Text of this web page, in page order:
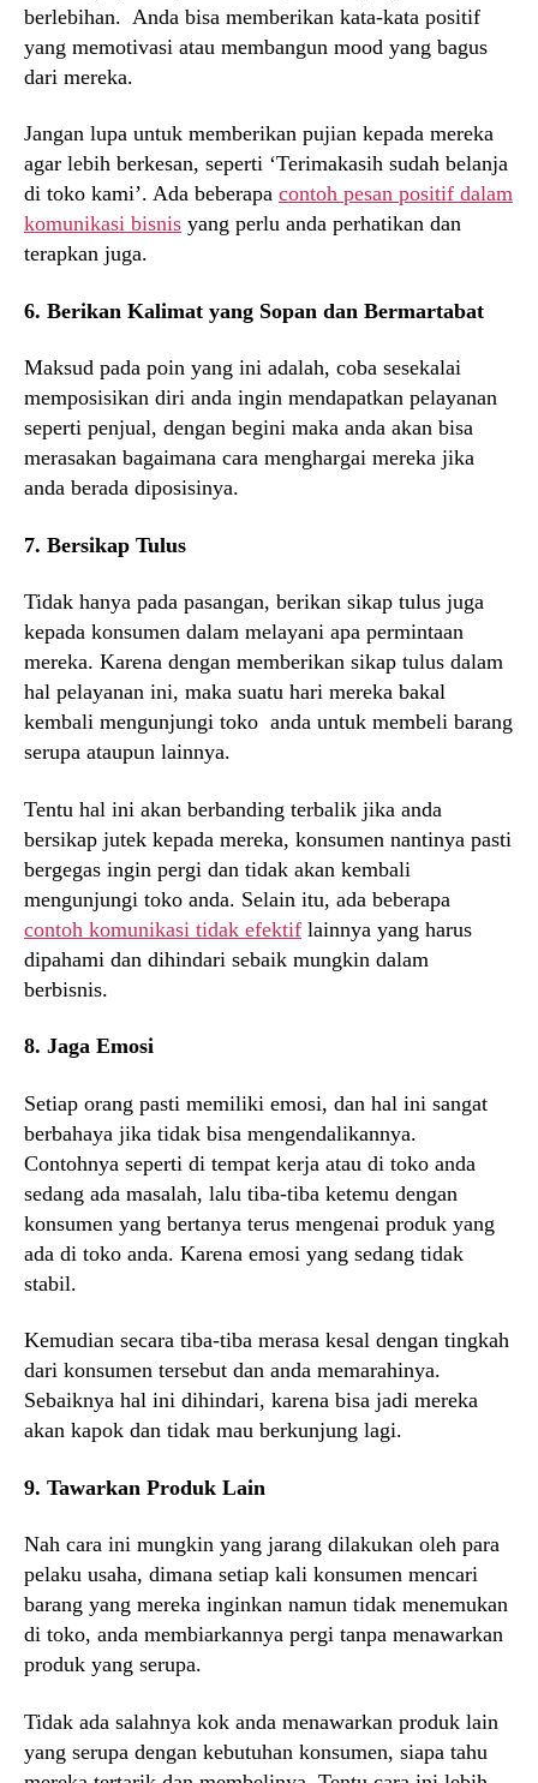
berlebihan. Anda bisa memberikan kata-kata positif
yang memotivasi atau membangun mood yang bagus
dari mereka.
Jangan lupa untuk memberikan pujian kepada mereka
agar lebih berkesan, seperti ‘Terimakasih sudah belanja
di toko kami’. Ada beberapa contoh pesan positif dalam
komunikasi bisnis yang perlu anda perhatikan dan
terapkan juga.
6. Berikan Kalimat yang Sopan dan Bermartabat
Maksud pada poin yang ini adalah, coba sesekalai
memposisikan diri anda ingin mendapatkan pelayanan
seperti penjual, dengan begini maka anda akan bisa
merasakan bagaimana cara menghargai mereka jika
anda berada diposisinya.
7. Bersikap Tulus
Tidak hanya pada pasangan, berikan sikap tulus juga
kepada konsumen dalam melayani apa permintaan
mereka. Karena dengan memberikan sikap tulus dalam
hal pelayanan ini, maka suatu hari mereka bakal
kembali mengunjungi toko anda untuk membeli barang
serupa ataupun lainnya.
Tentu hal ini akan berbanding terbalik jika anda
bersikap jutek kepada mereka, konsumen nantinya pasti
bergegas ingin pergi dan tidak akan kembali
mengunjungi toko anda. Selain itu, ada beberapa
contoh komunikasi tidak efektif lainnya yang harus
dipahami dan dihindari sebaik mungkin dalam
berbisnis.
8. Jaga Emosi
Setiap orang pasti memiliki emosi, dan hal ini sangat
berbahaya jika tidak bisa mengendalikannya.
Contohnya seperti di tempat kerja atau di toko anda
sedang ada masalah, lalu tiba-tiba ketemu dengan
konsumen yang bertanya terus mengenai produk yang
ada di toko anda. Karena emosi yang sedang tidak
stabil.
Kemudian secara tiba-tiba merasa kesal dengan tingkah
dari konsumen tersebut dan anda memarahinya.
Sebaiknya hal ini dihindari, karena bisa jadi mereka
akan kapok dan tidak mau berkunjung lagi.
9. Tawarkan Produk Lain
Nah cara ini mungkin yang jarang dilakukan oleh para
pelaku usaha, dimana setiap kali konsumen mencari
barang yang mereka inginkan namun tidak menemukan
di toko, anda membiarkannya pergi tanpa menawarkan
produk yang serupa.
Tidak ada salahnya kok anda menawarkan produk lain
yang serupa dengan kebutuhan konsumen, siapa tahu